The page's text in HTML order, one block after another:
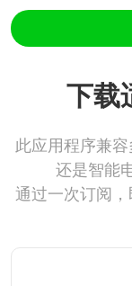
下载
此应用程序兼
还是智能
通过一次订阅